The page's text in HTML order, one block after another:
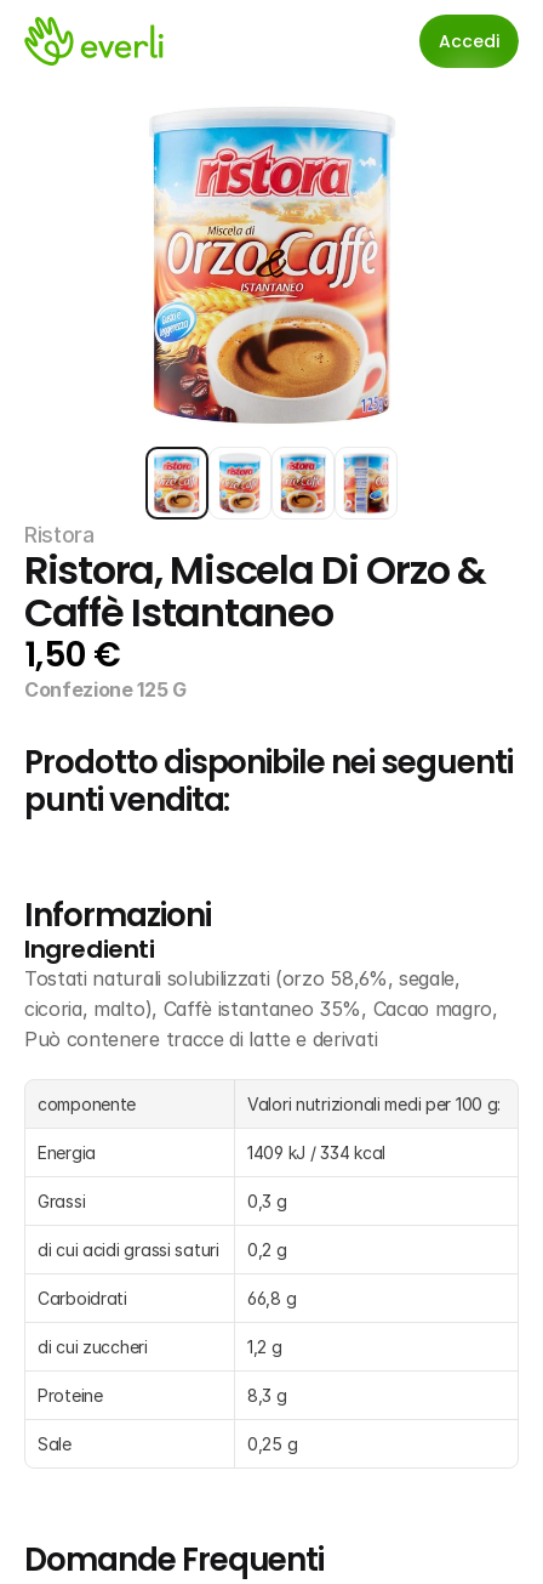
Accedi
Ristora
Ristora, Miscela Di Orzo &
Caffè Istantaneo
1,50 €
Confezione 125 G
Prodotto disponibile nei seguenti
punti vendita:
Informazioni
Ingredienti
Tostati naturali solubilizzati (orzo 58,6%, segale,
cicoria, malto), Caffè istantaneo 35%, Cacao magro,
Può contenere tracce di latte e derivati
componente Valori nutrizionali medi per 100 g:
Energia 1409 kJ / 334 kcal
Grassi 0,3 g
di cui acidi grassi saturi 0,2 g
Carboidrati 66,8 g
di cui zuccheri 1,2 g
Proteine 8,3 g
Sale 0,25 g
Domande Frequenti